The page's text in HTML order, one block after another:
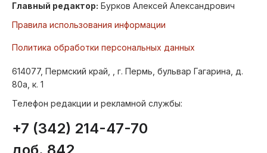
Главный редактор: Бурков Алексей Александрович
Правила использования информации
Политика обработки персональных данных
614077, Пермский край, , г. Пермь, бульвар Гагарина, д.
80а, к. 1
Телефон редакции и рекламной службы:
+7 (342) 214-47-70